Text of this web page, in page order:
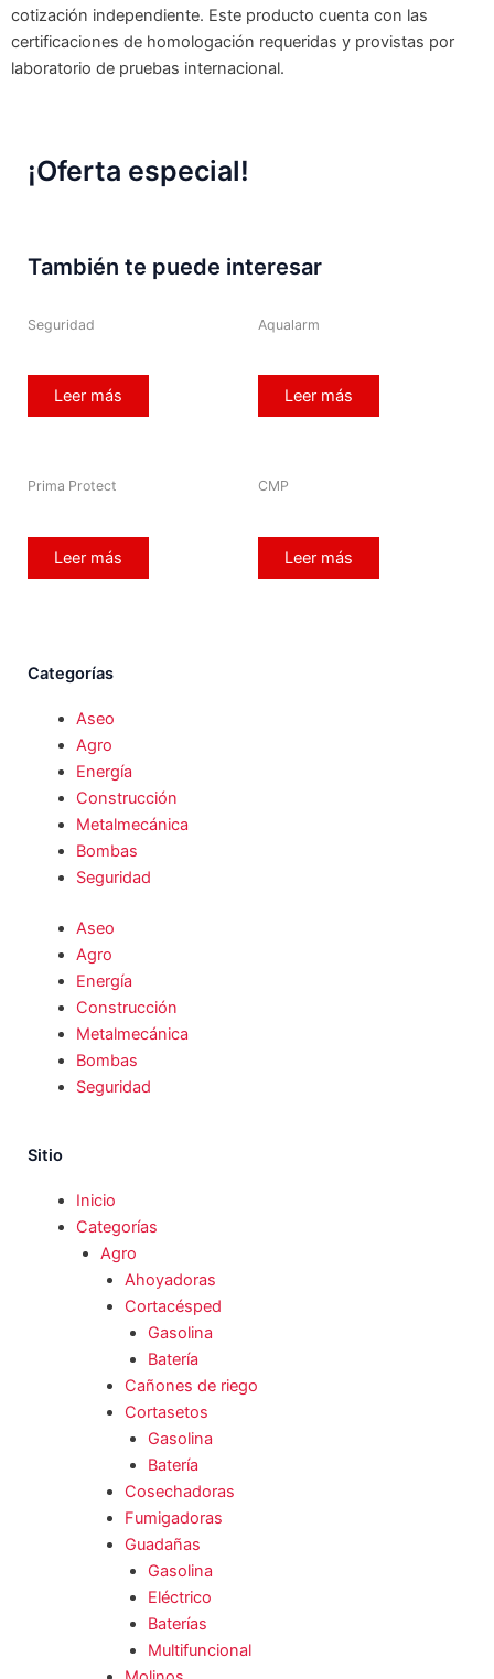
cotización independiente. Este producto cuenta con las
certificaciones de homologación requeridas y provistas por
laboratorio de pruebas internacional.
¡Oferta especial!
También te puede interesar
Seguridad
Leer más
Aqualarm
Leer más
Prima Protect
Leer más
CMP
Leer más
Categorías
Aseo
Agro
Energía
Construcción
Metalmecánica
Bombas
Seguridad
Aseo
Agro
Energía
Construcción
Metalmecánica
Bombas
Seguridad
Sitio
Inicio
Categorías
Agro
Ahoyadoras
Cortacésped
Gasolina
Batería
Cañones de riego
Cortasetos
Gasolina
Batería
Cosechadoras
Fumigadoras
Guadañas
Gasolina
Eléctrico
Baterías
Multifuncional